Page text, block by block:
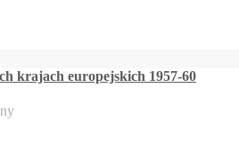
krajach europejskich 1957-60